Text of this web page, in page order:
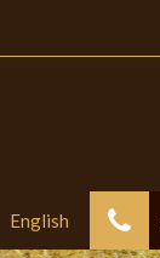
English